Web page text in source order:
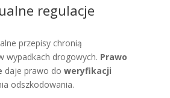
regulacje
przepisy chronią
wypadkach drogowych. Prawo
daje prawo do weryfikacji
odszkodowania.